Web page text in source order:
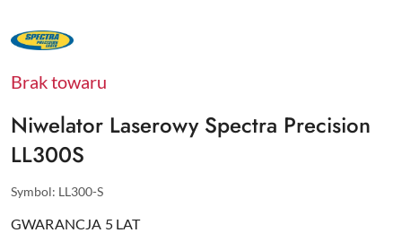
NAZWA
PRODUCENTA:
Brak towaru
Niwelator Laserowy Spectra Precision
LL300S
Symbol: LL300-S
GWARANCJA 5 LAT